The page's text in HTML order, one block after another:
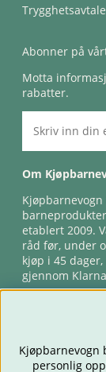
Trygghetsavtale
Abonner på
Motta
rabatter.
Om
etablert 2009.
råd før, under
kjøp i 45
gjennom
Kjøpbarnevogn
personlig